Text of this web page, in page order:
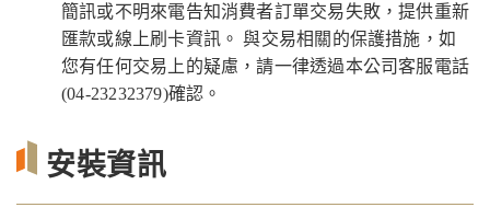
簡訊或不明來電告知消費者訂單交易失敗，提供重新
匯款或線上刷卡資訊。 與交易相關的保護措施，如
您有任何交易上的疑慮，請一律透過本公司客服電話
(04-23232379)確認。
安裝資訊